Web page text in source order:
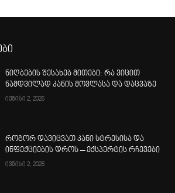
ნიღბების შესახებ მითები: რა ვიცით
ნამდვილად კანის მოვლასა და დაცვაზე
ივნისი 2, 2026
როგორ დავიცვათ კანი სტრესისა და
ინფექციების დროს – ექსპერტის რჩევები
ივნისი 2, 2026